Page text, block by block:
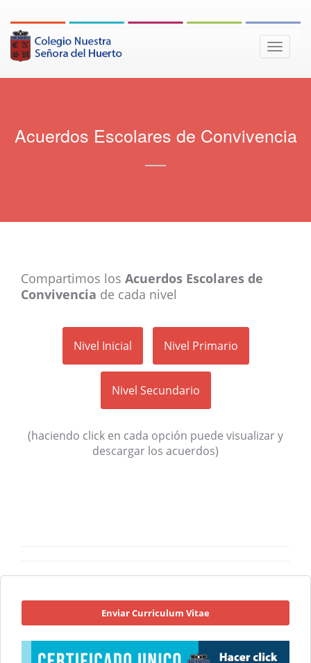
Toggle
Acuerdos Escolares de Convivencia
Compartimos los Acuerdos Escolares de
Convivencia de cada nivel
Nivel Inicial Nivel Primario
Nivel Secundario
(haciendo click en cada opción puede visualizar y
descargar los acuerdos)
Enviar Curriculum Vitae